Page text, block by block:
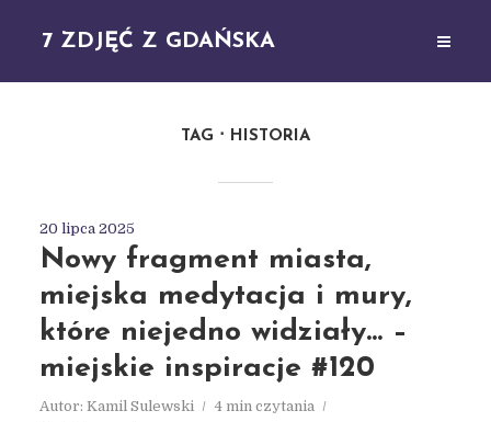
7 ZDJĘĆ Z GDAŃSKA
TAG HISTORIA
20 lipca 2025
Nowy fragment miasta,
miejska medytacja i mury,
które niejedno widziały… –
miejskie inspiracje #120
Autor: Kamil Sulewski
4 min czytania